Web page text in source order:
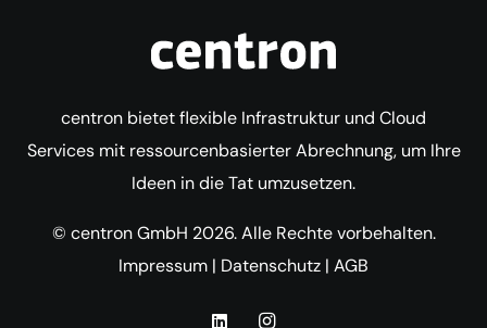
centron bietet flexible Infrastruktur und Cloud
Services mit ressourcenbasierter Abrechnung, um Ihre
Ideen in die Tat umzusetzen.
© centron GmbH 2026. Alle Rechte vorbehalten.
Impressum | Datenschutz | AGB